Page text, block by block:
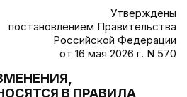
Утверждены
постановлением Правительства
Российской Федерации
от 16 мая 2026 г. N 570
В ПРАВИЛА